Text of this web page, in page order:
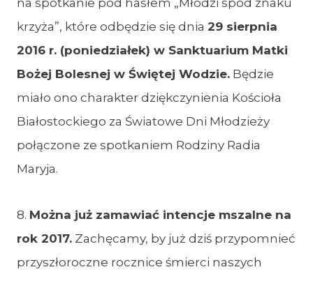
na spotkanie pod hasłem „Młodzi spod znaku
krzyża”, które odbędzie się dnia 29 sierpnia
2016 r. (poniedziałek) w Sanktuarium Matki
Bożej Bolesnej w Świętej Wodzie. Będzie
miało ono charakter dziękczynienia Kościoła
Białostockiego za Światowe Dni Młodzieży
połączone ze spotkaniem Rodziny Radia
Maryja.
8. Można już zamawiać intencje mszalne na
rok 2017. Zachęcamy, by już dziś przypomnieć
przyszłoroczne rocznice śmierci naszych